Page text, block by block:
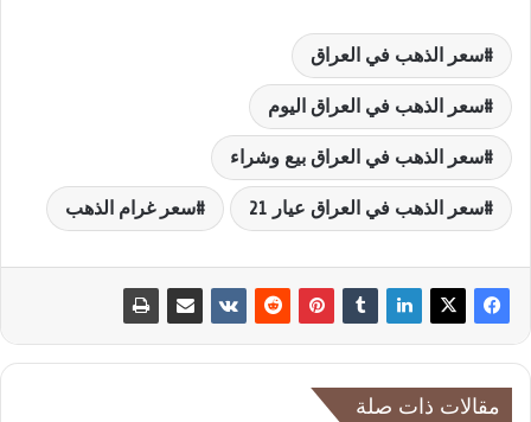
سعر الذهب في العراق
سعر الذهب في العراق اليوم
سعر الذهب في العراق بيع وشراء
سعر الذهب في العراق عيار 21 سعر غرام الذهب
مقالات ذات صلة